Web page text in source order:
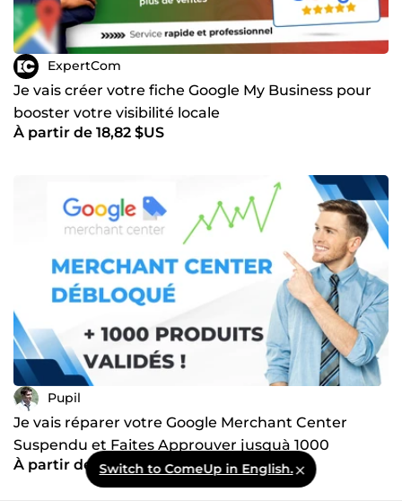
ExpertCom
Je vais créer votre fiche Google My Business pour
booster votre visibilité locale
À partir de 18,82 $US
Pupil
Je vais réparer votre Google Merchant Center
Suspendu et Faites Approuver jusquà 1000
Produits
À partir de 570,69 $USSwitch to ComeUp in English.